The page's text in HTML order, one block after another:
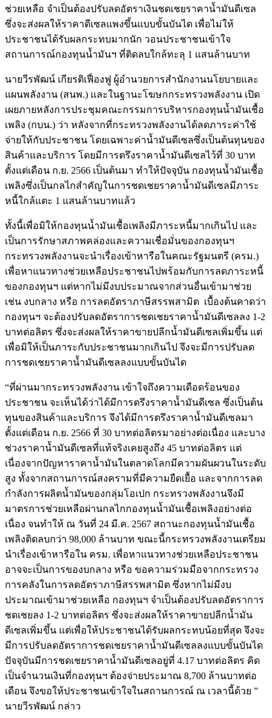
ช่วยเหลือ จำเป็นต้องปรับลดอัตราเงินชดเชยราคาน้ำมันดีเซล
ซึ่งจะส่งผลให้ราคาดีเซลแพงขึ้นแบบขั้นบันได เพื่อไม่ให้
ประชาชนได้รับผลกระทบมากนัก วอนประชาชนเข้าใจ
สถานการณ์กองทุนน้ำมันฯ ที่ติดลบใกล้ทะลุ 1 แสนล้านบาท
นายวีรพัฒน์ เกียรติเฟื่องฟู ผู้อำนวยการสำนักงานนโยบายและ
แผนพลังงาน (สนพ.) และในฐานะโฆษกกระทรวงพลังงาน เปิด
เผยภายหลังการประชุมคณะกรรมการบริหารกองทุนน้ำมันเชื้อ
เพลิง (กบน.) ว่า หลังจากที่กระทรวงพลังงานได้ลดภาระค่าใช้
จ่ายให้กับประชาชน โดยเฉพาะค่าน้ำมันดีเซลซึ่งเป็นต้นทุนของ
สินค้าและบริการ โดยมีการตรึงราคาน้ำมันดีเซลไว้ที่ 30 บาท
ตั้งแต่เดือน ก.ย. 2566 เป็นต้นมา ทำให้ปัจจุบัน กองทุนน้ำมันเชื้อ
เพลิงซึ่งเป็นกลไกสำคัญในการชดเชยราคาน้ำมันดีเซลมีภาระ
หนี้ใกล้แตะ 1 แสนล้านบาทแล้ว
ทั้งนี้เพื่อมิให้กองทุนน้ำมันเชื้อเพลิงมีภาระหนี้มากเกินไป และ
เป็นการรักษาสภาพคล่องและความเชื่อมั่นของกองทุนฯ
กระทรวงพลังงานจะนำเรื่องเข้าหารือในคณะรัฐมนตรี (ครม.)
เพื่อหาแนวทางช่วยเหลือประชาชนไปพร้อมกับการลดภาระหนี้
ของกองทุนฯ แต่หากไม่มีงบประมาณจากส่วนอื่นเข้ามาช่วย
เช่น งบกลาง หรือ การลดอัตราภาษีสรรพสามิต เบื้องต้นคาดว่า
กองทุนฯ จะต้องปรับลดอัตราการชดเชยราคาน้ำมันดีเซลลง 1-2
บาทต่อลิตร ซึ่งจะส่งผลให้ราคาขายปลีกน้ำมันดีเซลเพิ่มขึ้น แต่
เพื่อมิให้เป็นภาระกับประชาชนมากเกินไป จึงจะมีการปรับลด
การชดเชยราคาน้ำมันดีเซลลงแบบขั้นบันได
“ที่ผ่านมากระทรวงพลังงาน เข้าใจถึงความเดือดร้อนของ
ประชาชน จะเห็นได้ว่าได้มีการตรึงราคาน้ำมันดีเซล ซึ่งเป็นต้น
ทุนของสินค้าและบริการ จึงได้มีการตรึงราคาน้ำมันดีเซลมา
ตั้งแต่เดือน ก.ย. 2566 ที่ 30 บาทต่อลิตรมาอย่างต่อเนื่อง และบาง
ช่วงราคาน้ำมันดีเซลที่แท้จริงเคยสูงถึง 45 บาทต่อลิตร แต่
เนื่องจากปัญหาราคาน้ำมันในตลาดโลกมีความผันผวนในระดับ
สูง ทั้งจากสถานการณ์สงครามที่มีความยืดเยื้อ และจากการลด
กำลังการผลิตน้ำมันของกลุ่มโอเปก กระทรวงพลังงานจึงมี
มาตรการช่วยเหลือผ่านกลไกกองทุนน้ำมันเชื้อเพลิงอย่างต่อ
เนื่อง จนทำให้ ณ วันที่ 24 มี.ค. 2567 สถานะกองทุนน้ำมันเชื้อ
เพลิงติดลบกว่า 98,000 ล้านบาท ขณะนี้กระทรวงพลังงานเตรียม
นำเรื่องเข้าหารือใน ครม. เพื่อหาแนวทางช่วยเหลือประชาชน
อาจจะเป็นการของบกลาง หรือ ขอความร่วมมือจากกระทรวง
การคลังในการลดอัตราภาษีสรรพสามิต ซึ่งหากไม่มีงบ
ประมาณเข้ามาช่วยเหลือ กองทุนฯ จำเป็นต้องปรับลดอัตราการ
ชดเชยลง 1-2 บาทต่อลิตร ซึ่งจะส่งผลให้ราคาขายปลีกน้ำมัน
ดีเซลเพิ่มขึ้น แต่เพื่อให้ประชาชนได้รับผลกระทบน้อยที่สุด จึงจะ
มีการปรับลดอัตราการชดเชยราคาน้ำมันดีเซลลงแบบขั้นบันได
ปัจจุบันมีการชดเชยราคาน้ำมันดีเซลอยู่ที่ 4.17 บาทต่อลิตร คิด
เป็นจำนวนเงินที่กองทุนฯ ต้องจ่ายประมาณ 8,700 ล้านบาทต่อ
เดือน จึงขอให้ประชาชนเข้าใจในสถานการณ์ ณ เวลานี้ด้วย ”
นายวีรพัฒน์ กล่าว